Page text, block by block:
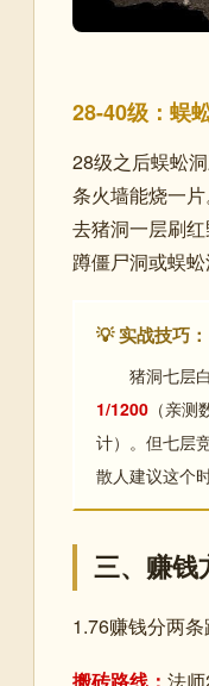
28-40级：蜈
28级之后蜈蚣
条火墙能烧一
去猪洞一层刷
蹲僵尸洞或蜈
💡 实战技巧：
猪洞七层
1/1200 （亲
计）。但七层
散人建议这个
三、赚钱
1.76赚钱分两条